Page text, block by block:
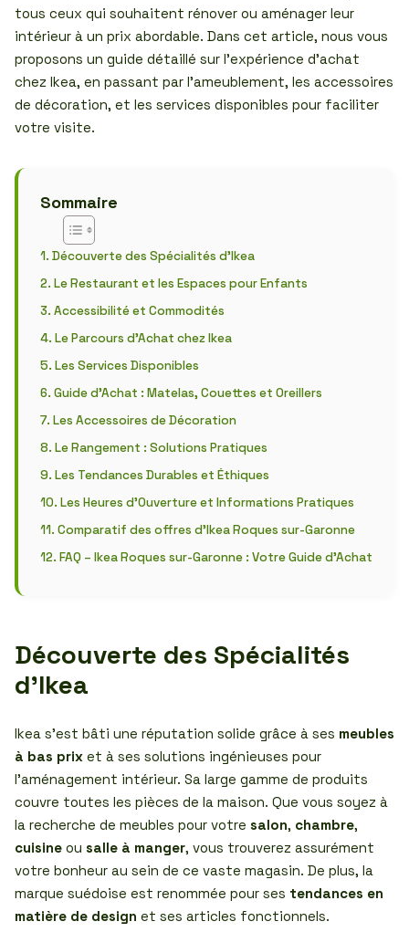
tous ceux qui souhaitent rénover ou aménager leur
intérieur à un prix abordable. Dans cet article, nous vous
proposons un guide détaillé sur l’expérience d’achat
chez Ikea, en passant par l’ameublement, les accessoires
de décoration, et les services disponibles pour faciliter
votre visite.
Sommaire
Découverte des Spécialités d’Ikea
Le Restaurant et les Espaces pour Enfants
Accessibilité et Commodités
Le Parcours d’Achat chez Ikea
Les Services Disponibles
Guide d’Achat : Matelas, Couettes et Oreillers
Les Accessoires de Décoration
Le Rangement : Solutions Pratiques
Les Tendances Durables et Éthiques
Les Heures d’Ouverture et Informations Pratiques
Comparatif des offres d’Ikea Roques sur-Garonne
FAQ – Ikea Roques sur-Garonne : Votre Guide d’Achat
Découverte des Spécialités
d’Ikea
Ikea s’est bâti une réputation solide grâce à ses meubles
à bas prix et à ses solutions ingénieuses pour
l’aménagement intérieur. Sa large gamme de produits
couvre toutes les pièces de la maison. Que vous soyez à
la recherche de meubles pour votre salon, chambre,
cuisine ou salle à manger, vous trouverez assurément
votre bonheur au sein de ce vaste magasin. De plus, la
marque suédoise est renommée pour ses tendances en
matière de design et ses articles fonctionnels.